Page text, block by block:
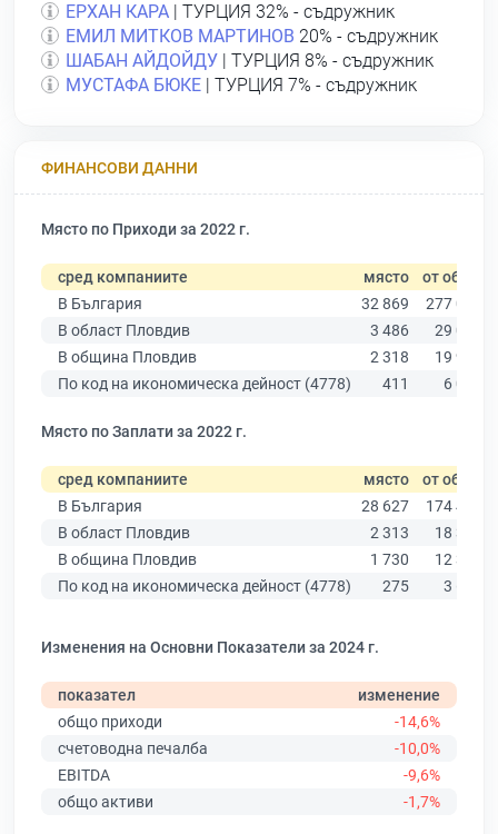
ЕРХАН КАРА | ТУРЦИЯ 32% - съдружник
ЕМИЛ МИТКОВ МАРТИНОВ 20% - съдружник
ШАБАН АЙДОЙДУ | ТУРЦИЯ 8% - съдружник
МУСТАФА БЮКЕ | ТУРЦИЯ 7% - съдружник
ФИНАНСОВИ ДАННИ
Място по Приходи за 2022 г.
сред компаниите място от общо
В България
32 869
277 019
В област Пловдив
3 486
29 067
В община Пловдив
2 318
19 939
По код на икономическа дейност (4778)
411 6 089
Място по Заплати за 2022 г.
сред компаниите място от общо
В България
28 627
174 403
В област Пловдив
2 313
18 305
В община Пловдив
1 730
12 387
По код на икономическа дейност (4778)
275 3 676
Изменения на Основни Показатели за 2024 г.
показател
изменение
общо приходи
-14,6%
счетоводна печалба
-10,0%
EBITDA
-9,6%
общо активи
-1,7%